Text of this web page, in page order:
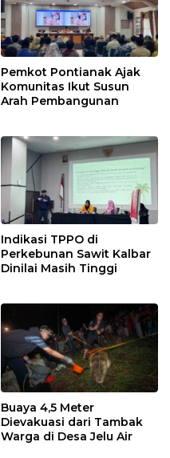
Pemkot Pontianak Ajak
Komunitas Ikut Susun
Arah Pembangunan
Indikasi TPPO di
Perkebunan Sawit Kalbar
Dinilai Masih Tinggi
Buaya 4,5 Meter
Dievakuasi dari Tambak
Warga di Desa Jelu Air